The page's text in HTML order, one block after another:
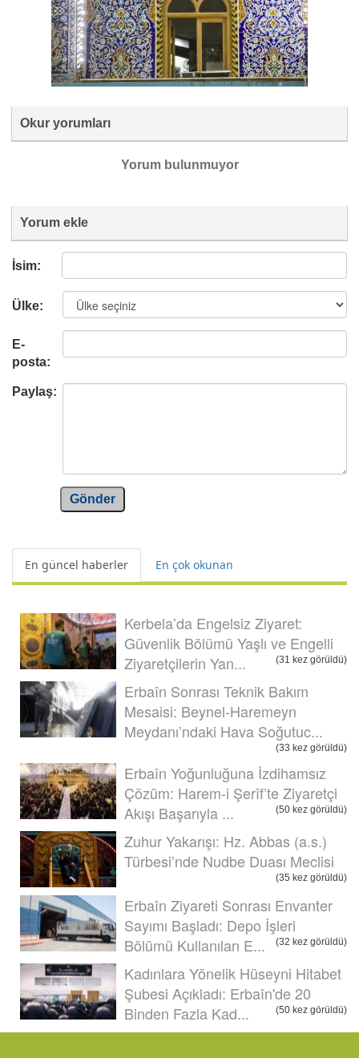
Okur yorumları
Yorum bulunmuyor
Yorum ekle
İsim:
Ülke:
E-
posta:
Paylaş:
Gönder
En güncel haberler En çok okunan
Kerbela’da Engelsiz Ziyaret:
Güvenlik Bölümü Yaşlı ve Engelli
Ziyaretçilerin Yan...
(31 kez görüldü)
Erbaîn Sonrası Teknik Bakım
Mesaisi: Beynel-Haremeyn
Meydanı’ndaki Hava Soğutuc...
(33 kez görüldü)
Erbaîn Yoğunluğuna İzdihamsız
Çözüm: Harem-i Şerîf’te Ziyaretçi
Akışı Başarıyla ...
(50 kez görüldü)
Zuhur Yakarışı: Hz. Abbas (a.s.)
Türbesi’nde Nudbe Duası Meclisi
(35 kez görüldü)
Erbaîn Ziyareti Sonrası Envanter
Sayımı Başladı: Depo İşleri
Bölümü Kullanılan E...
(32 kez görüldü)
Kadınlara Yönelik Hüseyni Hitabet
Şubesi Açıkladı: Erbaîn'de 20
Binden Fazla Kad...
(50 kez görüldü)